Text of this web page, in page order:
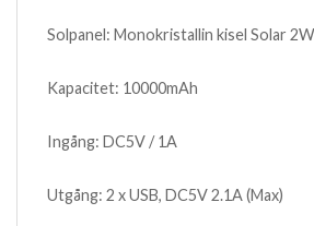
Solpanel: Monokristallin kisel Solar
Kapacitet: 10000mAh
Ingång: DC5V / 1A
Utgång: 2 x USB, DC5V 2.1A (Max)